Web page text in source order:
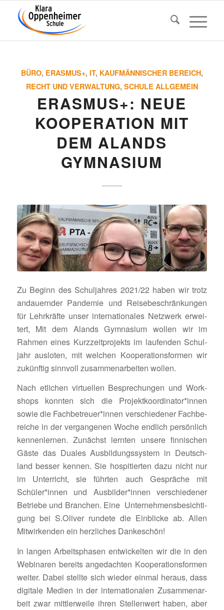
BÜRO, ERASMUS+, IT, KAUFMÄNNISCHER BEREICH,
RECHT UND VERWALTUNG, SCHULE ALLGEMEIN
ERASMUS+: NEUE
KOOPE­RA­TION MIT
DEM ALANDS
GYMNASIUM
Zu Beginn des Schul­jahres 2021/22 haben wir trotz
andau­ernder Pandemie und Reise­be­schrän­kungen
für Lehr­kräfte unser inter­na­tio­nales Netz­werk erwei­
tert, Mit dem Alands Gymna­sium wollen wir im
Rahmen eines Kurz­zeit­pro­jekts im laufenden Schul­
jahr ausloten, mit welchen Koope­ra­ti­ons­formen wir
zukünftig sinn­voll zusam­men­ar­beiten wollen.
Nach etli­chen virtu­ellen Bespre­chungen und Work­
shops konnten sich die Projektkoordinator*innen
sowie die Fachbetreuer*innen verschie­dener Fach­be­
reiche in der vergan­genen Woche endlich persön­lich
kennen­lernen. Zunächst lernten unsere finni­schen
Gäste das Duales Ausbil­dungs­system in Deutsch­
land besser kennen. Sie hospi­tierten dazu nicht nur
im Unter­richt, sie führten auch Gespräche mit
Schüler*innen und Ausbilder*innen verschie­dener
Betriebe und Bran­chen. Eine Unter­neh­mens­be­sich­ti­
gung bei S.Oliver rundete die Einblicke ab. Allen
Mitwir­kenden ein herz­li­ches Dankeschön!
In langen Arbeits­phasen entwi­ckelten wir die in den
Webi­naren bereits ange­dachten Koope­ra­ti­ons­formen
weiter. Dabei stellte sich wieder einmal heraus, dass
digi­tale Medien in der inter­na­tio­nalen Zusam­men­ar­
beit zwar mitt­ler­weile ihren Stel­len­wert haben, aber